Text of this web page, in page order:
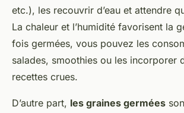
etc.), les recouvrir d’eau et attendre
La chaleur et l’humidité favorisent la
fois germées, vous pouvez les
salades, smoothies ou les incorporer
recettes crues.
D’autre part, les graines germées